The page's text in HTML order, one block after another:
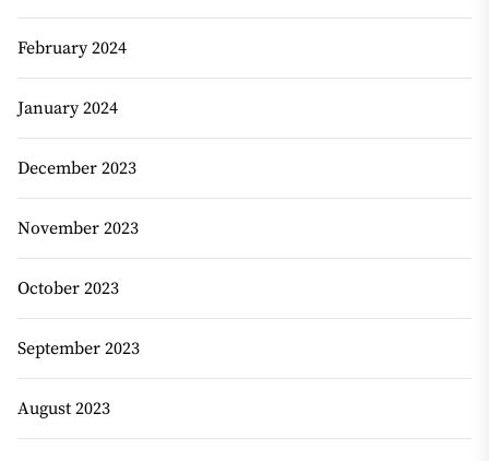
February 2024
January 2024
December 2023
November 2023
October 2023
September 2023
August 2023